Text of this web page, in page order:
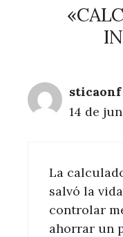
sticaonf
14 de
La
salvó la
controlar
ahorrar un